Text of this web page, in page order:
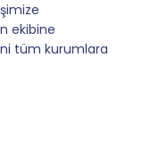
ve sorularımıza